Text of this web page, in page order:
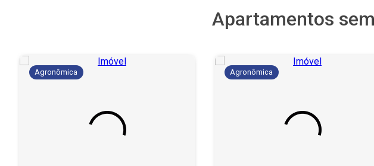
Apartamentos
Agronômica Agronômica